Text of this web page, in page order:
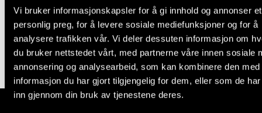
Vi bruker informasjonskapsler for å gi innhold og annonser et
personlig preg, for å levere sosiale mediefunksjoner og for å
analysere trafikken vår. Vi deler dessuten informasjon om
du bruker nettstedet vårt, med partnerne våre innen sosiale
annonsering og analysearbeid, som kan kombinere den med
informasjon du har gjort tilgjengelig for dem, eller som de
inn gjennom din bruk av tjenestene deres.
Arrangementer og konserter
Nyheter og historier
Ledige stillinger
INFO
7. apr. 2020